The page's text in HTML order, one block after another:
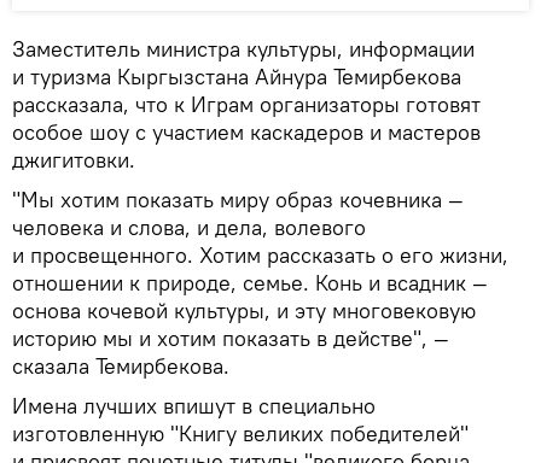
Заместитель министра культуры, информации
и туризма Кыргызстана Айнура Темирбекова
рассказала, что к Играм организаторы готовят
особое шоу с участием каскадеров и мастеров
джигитовки.
"Мы хотим показать миру образ кочевника —
человека и слова, и дела, волевого
и просвещенного. Хотим рассказать о его жизни,
отношении к природе, семье. Конь и всадник —
основа кочевой культуры, и эту многовековую
историю мы и хотим показать в действе", —
сказала Темирбекова.
Имена лучших впишут в специально
изготовленную "Книгу великих победителей"